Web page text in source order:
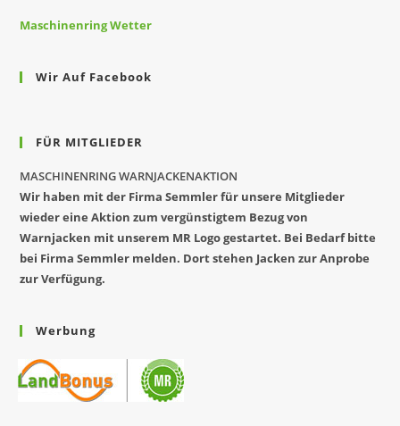
Maschinenring Wetter
Wir Auf Facebook
FÜR MITGLIEDER
MASCHINENRING WARNJACKENAKTION
Wir haben mit der Firma Semmler für unsere Mitglieder
wieder eine Aktion zum vergünstigtem Bezug von
Warnjacken mit unserem MR Logo gestartet. Bei Bedarf bitte
bei Firma Semmler melden. Dort stehen Jacken zur Anprobe
zur Verfügung.
Werbung